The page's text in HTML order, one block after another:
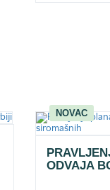
NOVAC
ODVAJA